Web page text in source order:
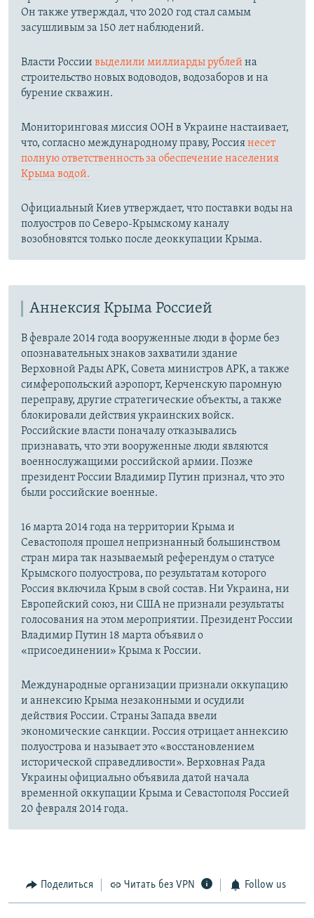
Он также утверждал, что 2020 год стал самым
засушливым за 150 лет наблюдений.​
Власти России выделили миллиарды рублей на
строительство новых водоводов, водозаборов и на
бурение скважин.
Мониторинговая миссия ООН в Украине настаивает,
что, согласно международному праву, Россиянесет
полную ответственность за обеспечение населения
Крыма водой.
Официальный Киев утверждает, что поставки воды на
полуостров по Северо-Крымскому каналу
возобновятся только после деоккупации Крыма.
Аннексия Крыма Россией
В феврале 2014 года вооруженные люди в форме без
опознавательных знаков захватили здание
Верховной Рады АРК, Совета министров АРК, а также
симферопольский аэропорт, Керченскую паромную
переправу, другие стратегические объекты, а также
блокировали действия украинских войск.
Российские власти поначалу отказывались
признавать, что эти вооруженные люди являются
военнослужащими российской армии. Позже
президент России Владимир Путин признал, что это
были российские военные.
16 марта 2014 года на территории Крыма и
Севастополя прошел непризнанный большинством
стран мира так называемый референдум о статусе
Крымского полуострова, по результатам которого
Россия включила Крым в свой состав. Ни Украина, ни
Европейский союз, ни США не признали результаты
голосования на этом мероприятии. Президент России
Владимир Путин 18 марта объявил о
«присоединении» Крыма к России.
Международные организации признали оккупацию
и аннексию Крыма незаконными и осудили
действия России. Страны Запада ввели
экономические санкции. Россия отрицает аннексию
полуострова и называет это «восстановлением
исторической справедливости». Верховная Рада
Украины официально объявила датой начала
временной оккупации Крыма и Севастополя Россией
20 февраля 2014 года.
Поделиться Читать без VPN Follow us